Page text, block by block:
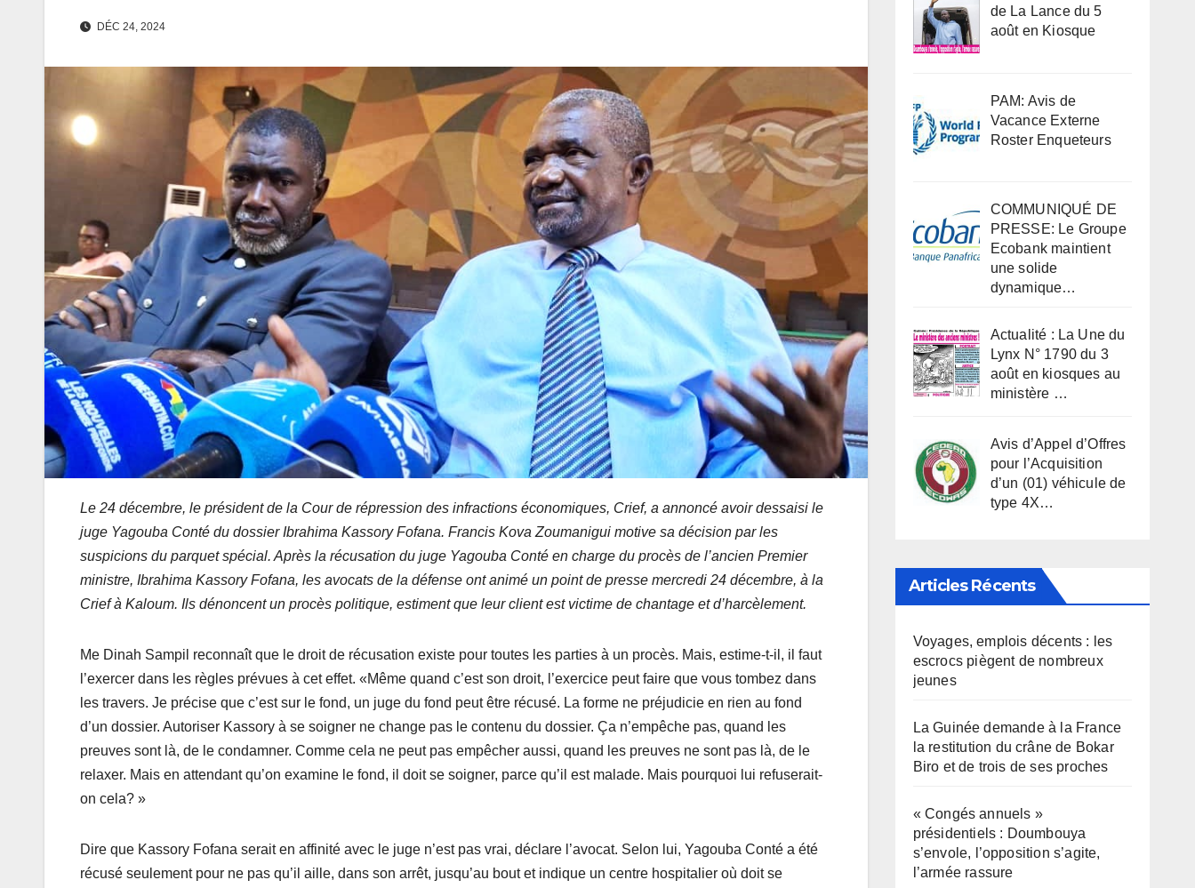
DÉC 24, 2024
Le 24 décembre, le président de la Cour de répression des infractions économiques, Crief, a annoncé avoir dessaisi le
juge Yagouba Conté du dossier Ibrahima Kassory Fofana. Francis Kova Zoumanigui motive sa décision par les
suspicions du parquet spécial. Après la récusation du juge Yagouba Conté en charge du procès de l’ancien Premier
ministre, Ibrahima Kassory Fofana, les avocats de la défense ont animé un point de presse mercredi 24 décembre, à la
Crief à Kaloum. Ils dénoncent un procès politique, estiment que leur client est victime de chantage et d’harcèlement.
Me Dinah Sampil reconnaît que le droit de récusation existe pour toutes les parties à un procès. Mais, estime-t-il, il faut
l’exercer dans les règles prévues à cet effet. «Même quand c’est son droit, l’exercice peut faire que vous tombez dans
les travers. Je précise que c’est sur le fond, un juge du fond peut être récusé. La forme ne préjudicie en rien au fond
d’un dossier. Autoriser Kassory à se soigner ne change pas le contenu du dossier. Ça n’empêche pas, quand les
preuves sont là, de le condamner. Comme cela ne peut pas empêcher aussi, quand les preuves ne sont pas là, de le
relaxer. Mais en attendant qu’on examine le fond, il doit se soigner, parce qu’il est malade. Mais pourquoi lui refuserait-
on cela? »
Dire que Kassory Fofana serait en affinité avec le juge n’est pas vrai, déclare l’avocat. Selon lui, Yagouba Conté a été
récusé seulement pour ne pas qu’il aille, dans son arrêt, jusqu’au bout et indique un centre hospitalier où doit se
de La Lance du 5
août en Kiosque
PAM: Avis de
Vacance Externe
Roster Enqueteurs
COMMUNIQUÉ DE
PRESSE: Le Groupe
Ecobank maintient
une solide
dynamique…
Actualité : La Une du
Lynx N° 1790 du 3
août en kiosques au
ministère …
Avis d’Appel d’Offres
pour l’Acquisition
d’un (01) véhicule de
type 4X…
Articles Récents
Voyages, emplois décents : les
escrocs piègent de nombreux
jeunes
La Guinée demande à la France
la restitution du crâne de Bokar
Biro et de trois de ses proches
« Congés annuels »
présidentiels : Doumbouya
s’envole, l’opposition s’agite,
l’armée rassure